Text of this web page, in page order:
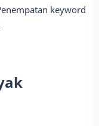
keyword